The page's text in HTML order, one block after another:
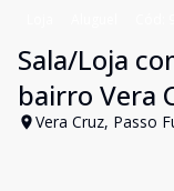
Sala/Loja
bairro Vera
Vera Cruz, Passo